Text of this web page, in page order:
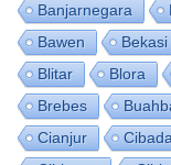
Banjarnegara
Bawen
Bekasi
Blitar
Blora
Brebes
Cianjur